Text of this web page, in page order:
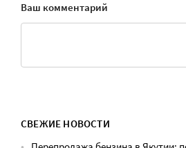
Ваш комментарий
СВЕЖИЕ НОВОСТИ